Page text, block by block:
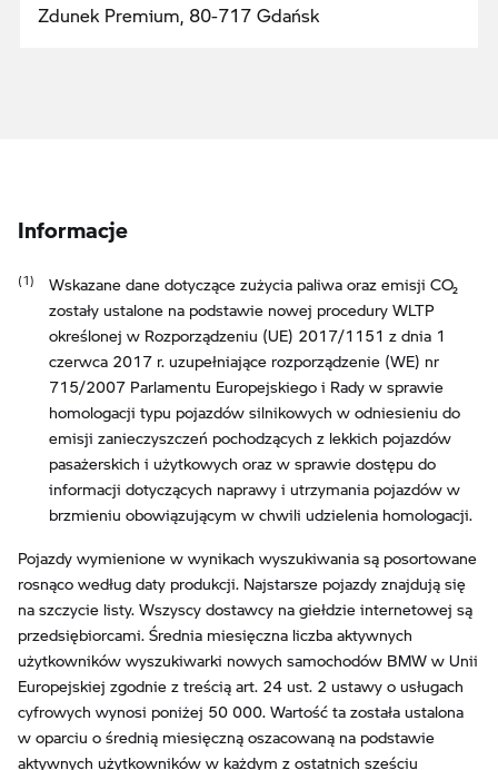
Zdunek Premium, 80-717 Gdańsk
Informacje
Wskazane dane dotyczące zużycia paliwa oraz emisji CO₂
zostały ustalone na podstawie nowej procedury WLTP
określonej w Rozporządzeniu (UE) 2017/1151 z dnia 1
czerwca 2017 r. uzupełniające rozporządzenie (WE) nr
715/2007 Parlamentu Europejskiego i Rady w sprawie
homologacji typu pojazdów silnikowych w odniesieniu do
emisji zanieczyszczeń pochodzących z lekkich pojazdów
pasażerskich i użytkowych oraz w sprawie dostępu do
informacji dotyczących naprawy i utrzymania pojazdów w
brzmieniu obowiązującym w chwili udzielenia homologacji.
Pojazdy wymienione w wynikach wyszukiwania są posortowane
rosnąco według daty produkcji. Najstarsze pojazdy znajdują się
na szczycie listy. Wszyscy dostawcy na giełdzie internetowej są
przedsiębiorcami. Średnia miesięczna liczba aktywnych
użytkowników wyszukiwarki nowych samochodów BMW w Unii
Europejskiej zgodnie z treścią art. 24 ust. 2 ustawy o usługach
cyfrowych wynosi poniżej 50 000. Wartość ta została ustalona
w oparciu o średnią miesięczną oszacowaną na podstawie
aktywnych użytkowników w każdym z ostatnich sześciu